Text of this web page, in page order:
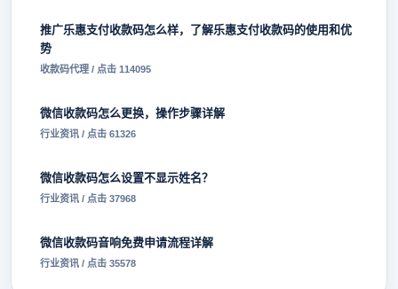
推广乐惠支付收款码怎么样，了解乐惠支付收款码的使用和优
势
收款码代理 / 点击 114095
微信收款码怎么更换，操作步骤详解
行业资讯 / 点击 61326
微信收款码怎么设置不显示姓名？
行业资讯 / 点击 37968
微信收款码音响免费申请流程详解
行业资讯 / 点击 35578